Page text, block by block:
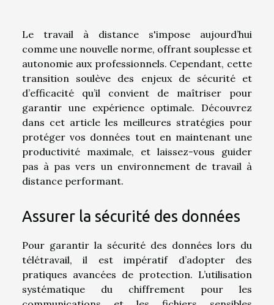
Le travail à distance s'impose aujourd’hui
comme une nouvelle norme, offrant souplesse et
autonomie aux professionnels. Cependant, cette
transition soulève des enjeux de sécurité et
d’efficacité qu’il convient de maîtriser pour
garantir une expérience optimale. Découvrez
dans cet article les meilleures stratégies pour
protéger vos données tout en maintenant une
productivité maximale, et laissez-vous guider
pas à pas vers un environnement de travail à
distance performant.
Assurer la sécurité des données
Pour garantir la sécurité des données lors du
télétravail, il est impératif d’adopter des
pratiques avancées de protection. L’utilisation
systématique du chiffrement pour les